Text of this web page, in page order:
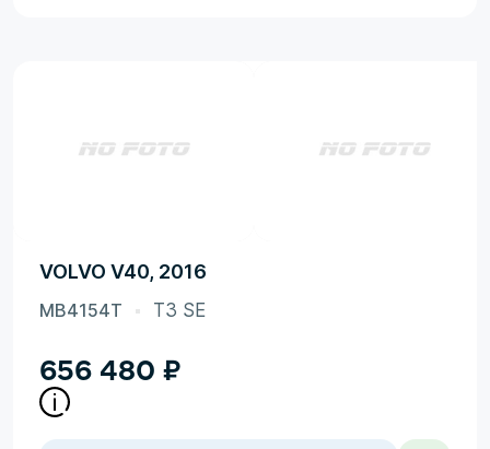
VOLVO V40, 2016
MB4154T T3 SE
656 480 ₽